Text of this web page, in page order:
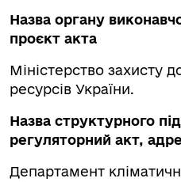
Назва органу
проєкт акта
Міністерство захисту
ресурсів України.
Назва структурного
регуляторний акт,
Департамент